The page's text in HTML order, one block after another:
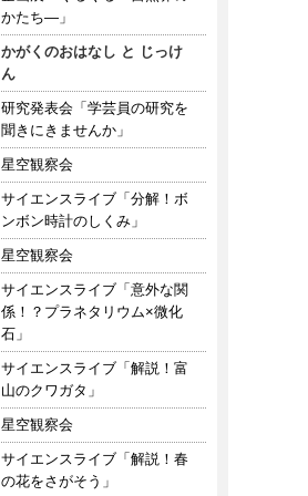
かたち—」
かがくのおはなし と じっけ
ん
研究発表会「学芸員の研究を
聞きにきませんか」
星空観察会
サイエンスライブ「分解！ボ
ンボン時計のしくみ」
星空観察会
サイエンスライブ「意外な関
係！？プラネタリウム×微化
石」
サイエンスライブ「解説！富
山のクワガタ」
星空観察会
サイエンスライブ「解説！春
の花をさがそう」